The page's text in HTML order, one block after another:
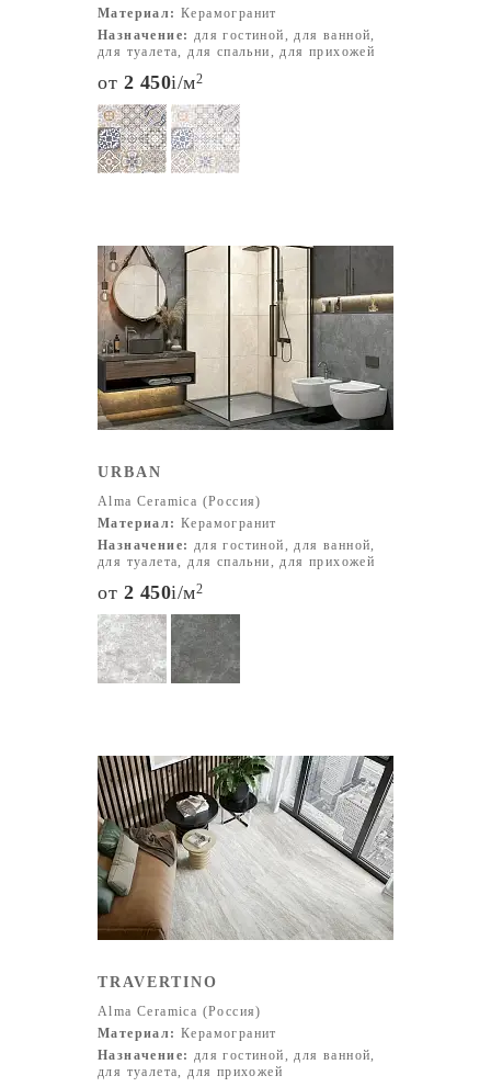
Материал: Керамогранит
Назначение: для гостиной, для ванной,
для туалета, для спальни, для прихожей
от 2 450i/м2
URBAN
Alma Ceramica (Россия)
Материал: Керамогранит
Назначение: для гостиной, для ванной,
для туалета, для спальни, для прихожей
от 2 450i/м2
TRAVERTINO
Alma Ceramica (Россия)
Материал: Керамогранит
Назначение: для гостиной, для ванной,
для туалета, для прихожей